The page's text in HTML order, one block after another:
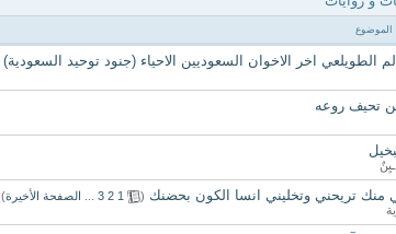
الموضوع
الطويلعي اخر الاخوان السعوديين الاحياء (جنود توحيد السعودية)
تحيف روعه
منك تريحني وتخليني انسا الكون بحضنك (
1
2
3 الصفحة الأخيرة)